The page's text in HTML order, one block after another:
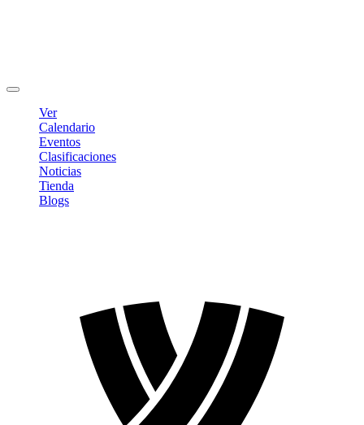
Ver
Calendario
Eventos
Clasificaciones
Noticias
Tienda
Blogs